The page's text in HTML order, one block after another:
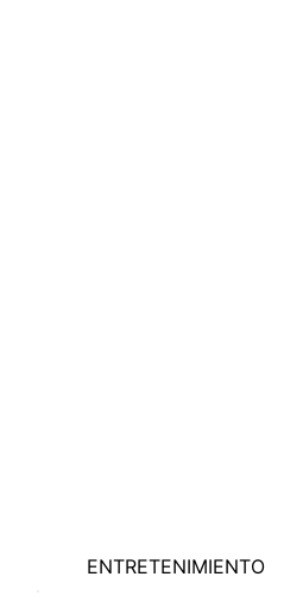
ENTRETENIMIENTO